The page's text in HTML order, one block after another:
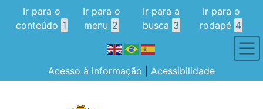
Ir para o
conteúdo 1
Ir para o
menu 2
Ir para a
busca 3
Ir para o
rodapé 4
Acesso à informação Acessibilidade